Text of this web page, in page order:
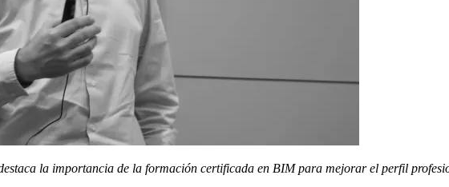
la importancia de la formación certificada en BIM para mejorar el perfil